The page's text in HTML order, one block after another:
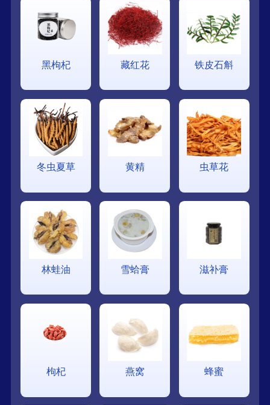
黑枸杞 藏红花 铁皮石斛
冬虫夏草 黄精 虫草花
林蛙油 雪蛤膏 滋补膏
枸杞 燕窝 蜂蜜